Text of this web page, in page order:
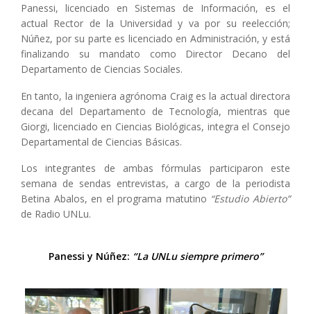
Panessi, licenciado en Sistemas de Información, es el
actual Rector de la Universidad y va por su reelección;
Núñez, por su parte es licenciado en Administración, y está
finalizando su mandato como Director Decano del
Departamento de Ciencias Sociales.
En tanto, la ingeniera agrónoma Craig es la actual directora
decana del Departamento de Tecnología, mientras que
Giorgi, licenciado en Ciencias Biológicas, integra el Consejo
Departamental de Ciencias Básicas.
Los integrantes de ambas fórmulas participaron este
semana de sendas entrevistas, a cargo de la periodista
Betina Abalos, en el programa matutino “Estudio Abierto”
de Radio UNLu.
Panessi y Núñez: “La UNLu siempre primero”